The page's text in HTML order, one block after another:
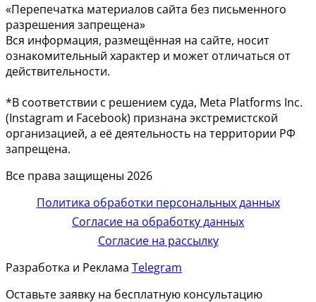
«Перепечатка материалов сайта без письменного
разрешения запрещена»
Вся информация, размещённая на сайте, носит
ознакомительный характер и может отличаться от
действительности.
*В соответствии с решением суда, Meta Platforms Inc.
(Instagram и Facebook) признана экстремистской
организацией, а её деятельность на территории РФ
запрещена.
Все права защищены 2026
Политика обработки персональных данных
Согласие на обработку данных
Согласие на рассылку
Разработка и Реклама Telegram
Оставьте заявку на бесплатную консультацию